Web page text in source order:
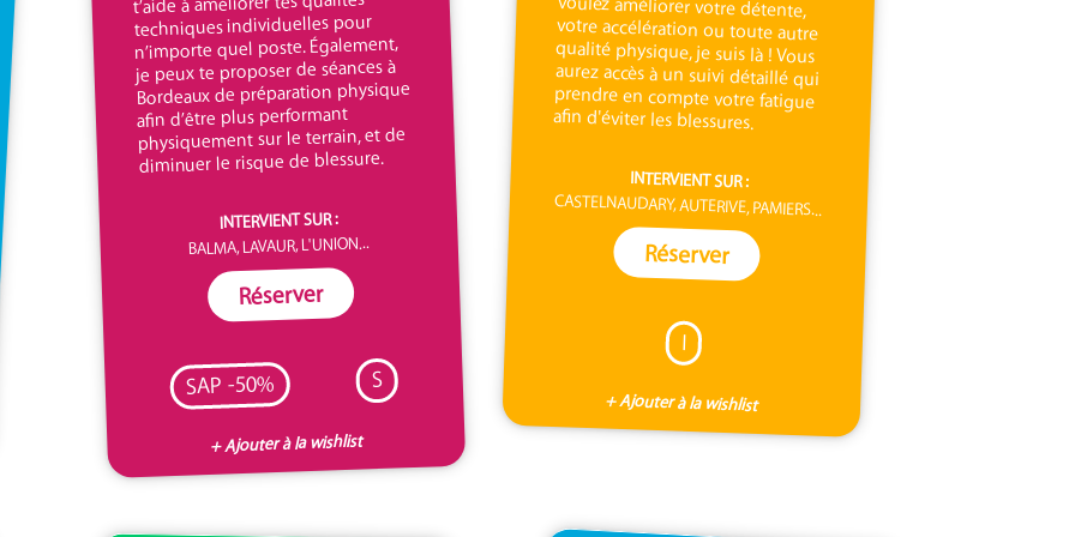
techniques individuelles pour
n’importe quel poste. Également,
je peux te proposer de séances à
Bordeaux de préparation physique
afin d’être plus performant
physiquement sur le terrain, et de
diminuer le risque de blessure.
INTERVIENT SUR :
BALMA, LAVAUR, L'UNION...
Réserver
SAP -50% S
+ Ajouter à la wishlist
afin d'éviter les blessures.
INTERVIENT SUR :
CASTELNAUDARY, AUTERIVE, PAMIERS...
Réserver
I
+ Ajouter à la wishlist